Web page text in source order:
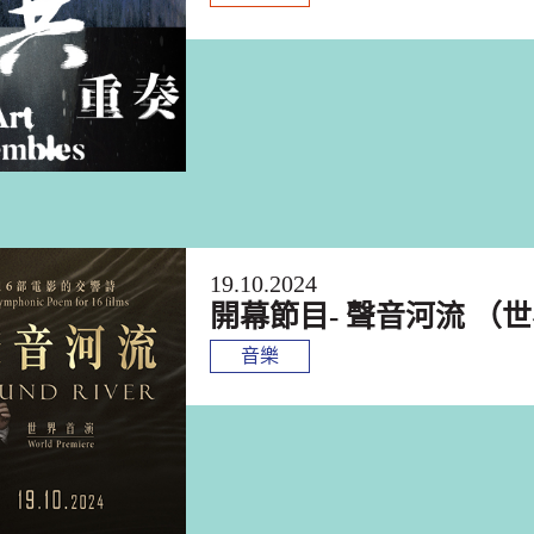
19.10.2024
開幕節目- 聲音河流 （世
音樂